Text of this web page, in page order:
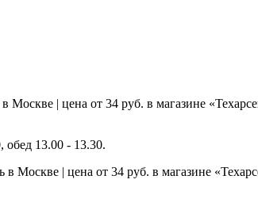
обед 13.00 - 13.30.